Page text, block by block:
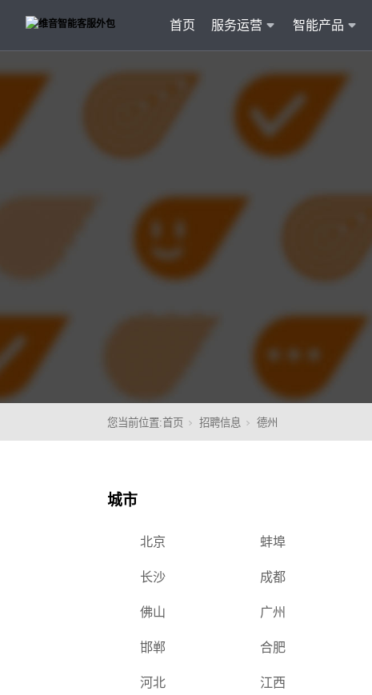
首页 服务运营 智能产品
维音产品矩阵
· 专属技术顾问进行1对1服务
客户服务
智能管理
您当前位置:首页 招聘信息 德州
城市
北京 蚌埠
长沙 成都
佛山 广州
邯郸 合肥
河北 江西